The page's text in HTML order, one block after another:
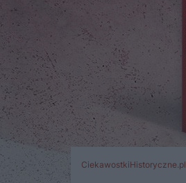
CiekawostkiHistoryczne.pl